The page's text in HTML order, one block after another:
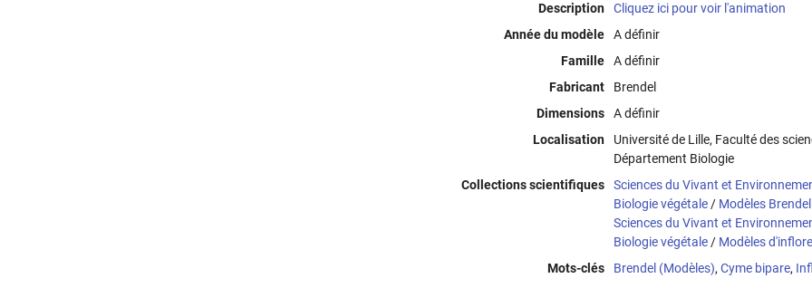
Description
Cliquez ici pour voir l'animation
Année du modèle
A définir
Famille
A définir
Fabricant
Brendel
Dimensions
A définir
Localisation
Université de Lille, Faculté des
Département Biologie
Collections scientifiques
Sciences du Vivant et
Biologie végétale/ Modèles Brendel
Sciences du Vivant et
Biologie végétale/ Modèles
Mots-clés
Brendel (Modèles), Cyme bipare,